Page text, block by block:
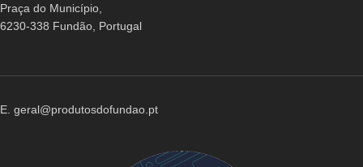
Praça do Município,
6230-338 Fundão, Portugal
E. geral@produtosdofundao.pt